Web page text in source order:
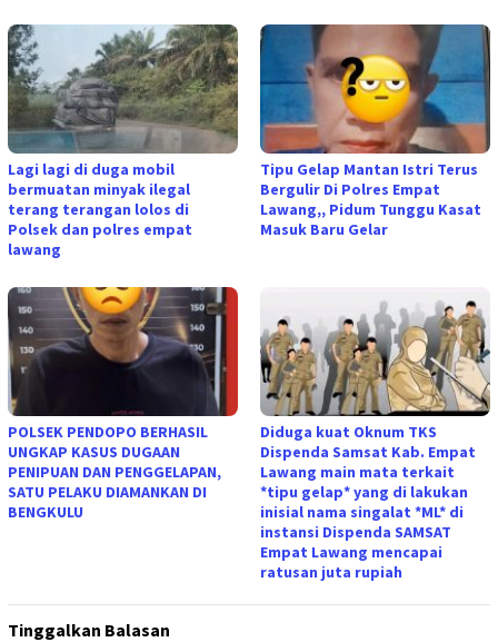
Lagi lagi di duga mobil
bermuatan minyak ilegal
terang terangan lolos di
Polsek dan polres empat
lawang
Tipu Gelap Mantan Istri Terus
Bergulir Di Polres Empat
Lawang,, Pidum Tunggu Kasat
Masuk Baru Gelar
POLSEK PENDOPO BERHASIL
UNGKAP KASUS DUGAAN
PENIPUAN DAN PENGGELAPAN,
SATU PELAKU DIAMANKAN DI
BENGKULU
Diduga kuat Oknum TKS
Dispenda Samsat Kab. Empat
Lawang main mata terkait
*tipu gelap* yang di lakukan
inisial nama singalat *ML* di
instansi Dispenda SAMSAT
Empat Lawang mencapai
ratusan juta rupiah
Tinggalkan Balasan